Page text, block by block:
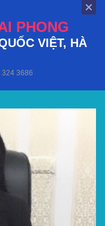
PHONG
VIỆT, HÀ
324 3686